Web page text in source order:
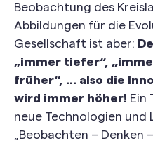
Beobachtung des
Abbildungen für die
Gesellschaft ist aber:
„immer tiefer“,
früher“, … also die
wird immer höher! Ein
neue Technologien und
„Beobachten – Denken